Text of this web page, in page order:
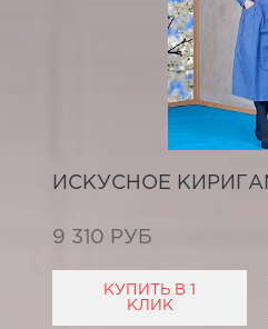
ИСКУСНОЕ
9 310 РУБ
КУПИТЬ В 1
КЛИК